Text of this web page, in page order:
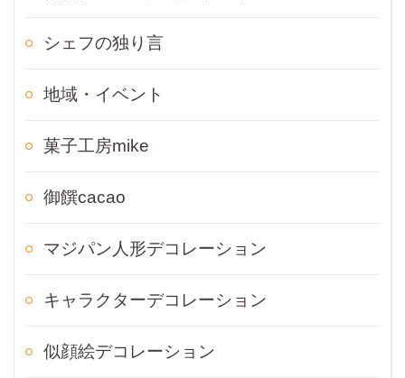
シェフの独り言
地域・イベント
菓子工房mike
御饌cacao
マジパン人形デコレーション
キャラクターデコレーション
似顔絵デコレーション